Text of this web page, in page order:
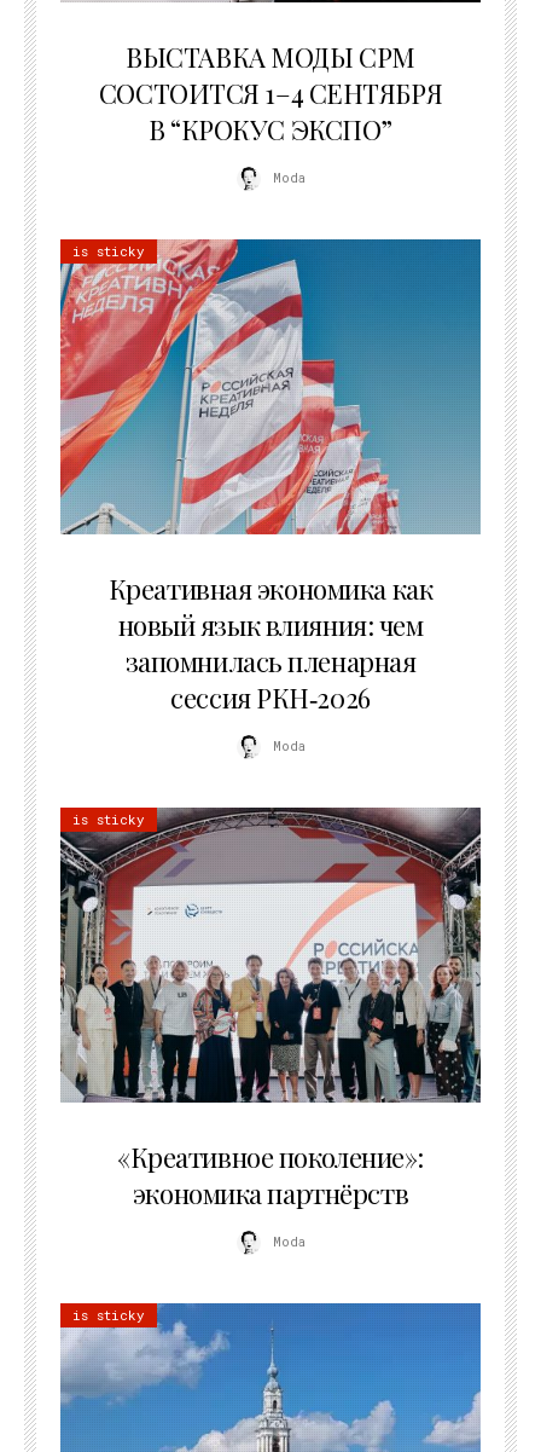
ВЫСТАВКА МОДЫ CPM
СОСТОИТСЯ 1–4 СЕНТЯБРЯ
В “КРОКУС ЭКСПО”
Moda
is sticky
Креативная экономика как
новый язык влияния: чем
запомнилась пленарная
сессия РКН‑2026
Moda
is sticky
«Креативное поколение»:
экономика партнёрств
Moda
is sticky